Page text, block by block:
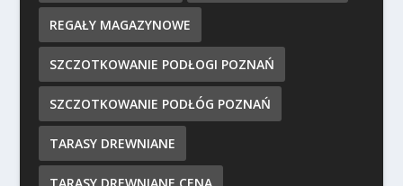
REGAŁY MAGAZYNOWE
SZCZOTKOWANIE PODŁOGI POZNAŃ
SZCZOTKOWANIE PODŁÓG POZNAŃ
TARASY DREWNIANE